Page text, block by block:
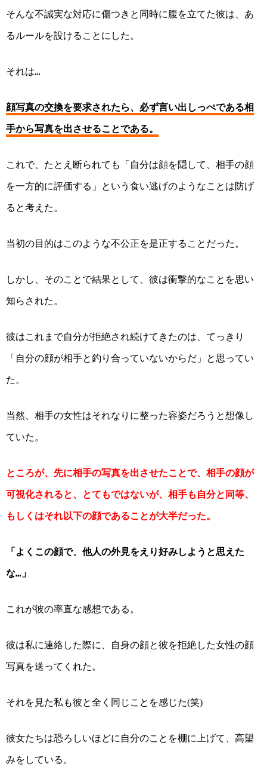
そんな不誠実な対応に傷つきと同時に腹を立てた彼は、あ
るルールを設けることにした。
それは…
顔写真の交換を要求されたら、必ず言い出しっぺである相
手から写真を出させることである。
これで、たとえ断られても「自分は顔を隠して、相手の顔
を一方的に評価する」という食い逃げのようなことは防げ
ると考えた。
当初の目的はこのような不公正を是正することだった。
しかし、そのことで結果として、彼は衝撃的なことを思い
知らされた。
彼はこれまで自分が拒絶され続けてきたのは、てっきり
「自分の顔が相手と釣り合っていないからだ」と思ってい
た。
当然、相手の女性はそれなりに整った容姿だろうと想像し
ていた。
ところが、先に相手の写真を出させたことで、相手の顔が
可視化されると、とてもではないが、相手も自分と同等、
もしくはそれ以下の顔であることが大半だった。
「よくこの顔で、他人の外見をえり好みしようと思えた
な…」
これが彼の率直な感想である。
彼は私に連絡した際に、自身の顔と彼を拒絶した女性の顔
写真を送ってくれた。
それを見た私も彼と全く同じことを感じた(笑)
彼女たちは恐ろしいほどに自分のことを棚に上げて、高望
みをしている。